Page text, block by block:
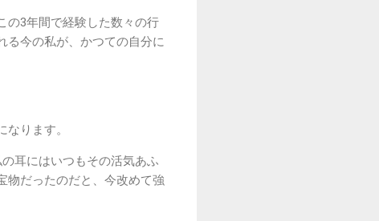
の3年間で経験した数々の行
る今の私が、かつての自分に
ります。
耳にはいつもその活気あふ
物だったのだと、今改めて強